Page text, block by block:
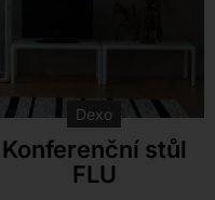
Dexo
Konferenční stůl
FLU